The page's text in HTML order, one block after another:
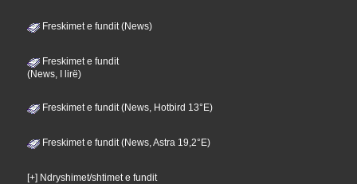
Freskimet e fundit (News)
Freskimet e fundit
(News, I lirë)
Freskimet e fundit (News, Hotbird 13°E)
Freskimet e fundit (News, Astra 19,2°E)
[+] Ndryshimet/shtimet e fundit